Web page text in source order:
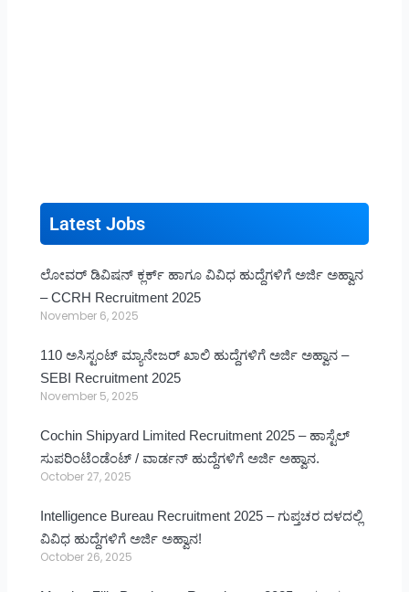
Latest Jobs
ಲೋವರ್ ಡಿವಿಷನ್ ಕ್ಲರ್ಕ್ ಹಾಗೂ ವಿವಿಧ ಹುದ್ದೆಗಳಿಗೆ ಅರ್ಜಿ ಅಹ್ವಾನ
– CCRH Recruitment 2025
November 6, 2025
110 ಅಸಿಸ್ಟಂಟ್ ಮ್ಯಾನೇಜರ್ ಖಾಲಿ ಹುದ್ದೆಗಳಿಗೆ ಅರ್ಜಿ ಅಹ್ವಾನ –
SEBI Recruitment 2025
November 5, 2025
Cochin Shipyard Limited Recruitment 2025 – ಹಾಸ್ಟೆಲ್
ಸುಪರಿಂಟೆಂಡೆಂಟ್ / ವಾರ್ಡನ್ ಹುದ್ದೆಗಳಿಗೆ ಅರ್ಜಿ ಅಹ್ವಾನ.
October 27, 2025
Intelligence Bureau Recruitment 2025 – ಗುಪ್ತಚರ ದಳದಲ್ಲಿ
ವಿವಿಧ ಹುದ್ದೆಗಳಿಗೆ ಅರ್ಜಿ ಅಹ್ವಾನ!
October 26, 2025